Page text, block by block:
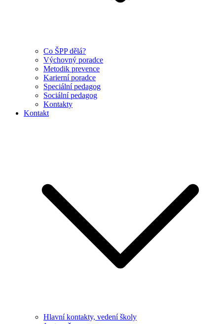
Co ŠPP dělá?
Výchovný poradce
Metodik prevence
Karierní poradce
Speciální pedagog
Sociální pedagog
Kontakty
Kontakt
Hlavní kontakty, vedení školy